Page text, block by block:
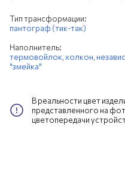
Тип трансформации:
пантограф (тик-так)
Наполнитель:
термовойлок,холкон,
"змейка"
В реальности цвет
представленного на
цветопередачи